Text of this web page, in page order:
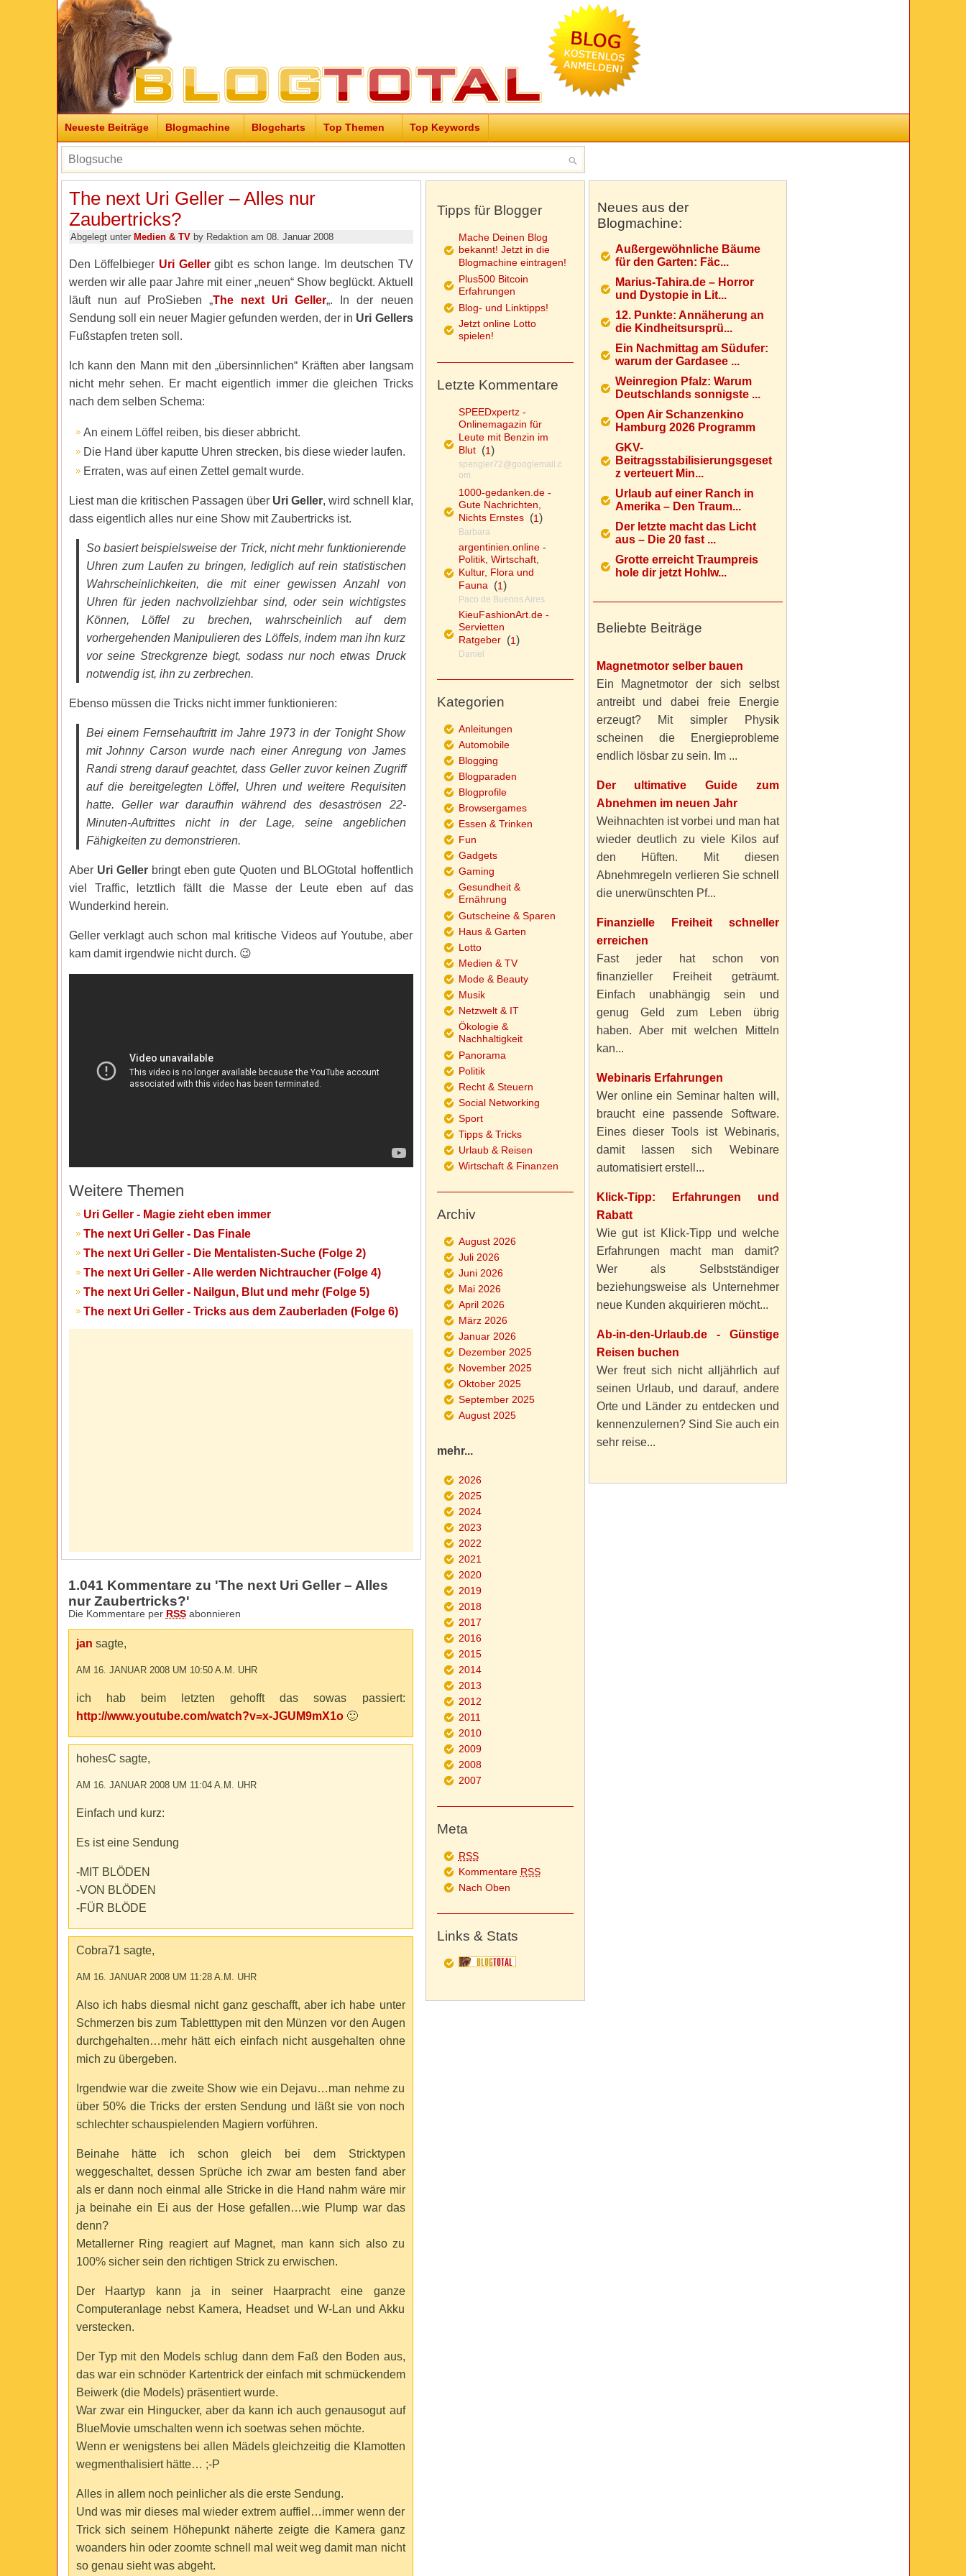
Neueste Beiträge Blogmachine Blogcharts Top Themen Top Keywords
The next Uri Geller – Alles nur
Zaubertricks?
Abgelegt unter Medien & TVby Redaktion am 08. Januar 2008
Den Löffelbieger Uri Gellergibt es schon lange. Im deutschen TV
werden wir alle paar Jahre mit einer „neuen“ Show beglückt. Aktuell
läuft nun auf ProSieben „The next Uri Geller„. In der neuen
Sendung soll ein neuer Magier gefunden werden, der in Uri Gellers
Fußstapfen treten soll.
Ich kann den Mann mit den „übersinnlichen“ Kräften aber langsam
nicht mehr sehen. Er macht eigentlich immer die gleichen Tricks
nach dem selben Schema:
An einem Löffel reiben, bis dieser abbricht.
Die Hand über kaputte Uhren strecken, bis diese wieder laufen.
Erraten, was auf einen Zettel gemalt wurde.
Liest man die kritischen Passagen über Uri Geller, wird schnell klar,
dass eigentlich alles nur eine Show mit Zaubertricks ist.
So basiert beispielsweise der Trick, nicht mehr funktionierende
Uhren zum Laufen zu bringen, lediglich auf rein statistischen
Wahrscheinlichkeiten, die mit einer gewissen Anzahl von
Uhren für jeden nachvollziehbar sind, oder sein wichtigstes
Können, Löffel zu brechen, wahrscheinlich auf dem
vorhergehenden Manipulieren des Löffels, indem man ihn kurz
vor seine Streckgrenze biegt, sodass nur noch etwas Druck
notwendig ist, ihn zu zerbrechen.
Ebenso müssen die Tricks nicht immer funktionieren:
Bei einem Fernsehauftritt im Jahre 1973 in der Tonight Show
mit Johnny Carson wurde nach einer Anregung von James
Randi streng darauf geachtet, dass Geller zuvor keinen Zugriff
auf die bereitgelegten Löffel, Uhren und weitere Requisiten
hatte. Geller war daraufhin während des desaströsen 22-
Minuten-Auftrittes nicht in der Lage, seine angeblichen
Fähigkeiten zu demonstrieren.
Aber Uri Gellerbringt eben gute Quoten und BLOGtotal hoffentlich
viel Traffic, letztlich fällt die Masse der Leute eben auf das
Wunderkind herein.
Geller verklagt auch schon mal kritische Videos auf Youtube, aber
kam damit irgendwie nicht durch. 😉
Weitere Themen
Uri Geller - Magie zieht eben immer
The next Uri Geller - Das Finale
The next Uri Geller - Die Mentalisten-Suche (Folge 2)
The next Uri Geller - Alle werden Nichtraucher (Folge 4)
The next Uri Geller - Nailgun, Blut und mehr (Folge 5)
The next Uri Geller - Tricks aus dem Zauberladen (Folge 6)
1.041 Kommentare zu 'The next Uri Geller – Alles
nur Zaubertricks?'
Die Kommentare per RSSabonnieren
jan sagte,
AM 16. JANUAR 2008 UM 10:50 A.M. UHR
ich hab beim letzten gehofft das sowas passiert:
http://www.youtube.com/watch?v=x-JGUM9mX1o🙂
hohesC sagte,
AM 16. JANUAR 2008 UM 11:04 A.M. UHR
Einfach und kurz:
Es ist eine Sendung
-MIT BLÖDEN
-VON BLÖDEN
-FÜR BLÖDE
Cobra71 sagte,
AM 16. JANUAR 2008 UM 11:28 A.M. UHR
Also ich habs diesmal nicht ganz geschafft, aber ich habe unter
Schmerzen bis zum Tabletttypen mit den Münzen vor den Augen
durchgehalten…mehr hätt eich einfach nicht ausgehalten ohne
mich zu übergeben.
Irgendwie war die zweite Show wie ein Dejavu…man nehme zu
über 50% die Tricks der ersten Sendung und läßt sie von noch
schlechter schauspielenden Magiern vorführen.
Beinahe hätte ich schon gleich bei dem Stricktypen
weggeschaltet, dessen Sprüche ich zwar am besten fand aber
als er dann noch einmal alle Stricke in die Hand nahm wäre mir
ja beinahe ein Ei aus der Hose gefallen…wie Plump war das
denn?
Metallerner Ring reagiert auf Magnet, man kann sich also zu
100% sicher sein den richtigen Strick zu erwischen.
Der Haartyp kann ja in seiner Haarpracht eine ganze
Computeranlage nebst Kamera, Headset und W-Lan und Akku
verstecken.
Der Typ mit den Models schlug dann dem Faß den Boden aus,
das war ein schnöder Kartentrick der einfach mit schmückendem
Beiwerk (die Models) präsentiert wurde.
War zwar ein Hingucker, aber da kann ich auch genausogut auf
BlueMovie umschalten wenn ich soetwas sehen möchte.
Wenn er wenigstens bei allen Mädels gleichzeitig die Klamotten
wegmenthalisiert hätte… ;-P
Alles in allem noch peinlicher als die erste Sendung.
Und was mir dieses mal wieder extrem auffiel…immer wenn der
Trick sich seinem Höhepunkt näherte zeigte die Kamera ganz
woanders hin oder zoomte schnell mal weit weg damit man nicht
so genau sieht was abgeht.
Neues aus der
Blogmachine:
Außergewöhnliche Bäume
für den Garten: Fäc...
Marius-Tahira.de – Horror
und Dystopie in Lit...
12. Punkte: Annäherung an
die Kindheitsursprü...
Ein Nachmittag am Südufer:
warum der Gardasee ...
Weinregion Pfalz: Warum
Deutschlands sonnigste ...
Open Air Schanzenkino
Hamburg 2026 Programm
GKV-
Beitragsstabilisierungsgeset
z verteuert Min...
Urlaub auf einer Ranch in
Amerika – Den Traum...
Der letzte macht das Licht
aus – Die 20 fast ...
Grotte erreicht Traumpreis
hole dir jetzt Hohlw...
Beliebte Beiträge
Magnetmotor selber bauen
Ein Magnetmotor der sich selbst
antreibt und dabei freie Energie
erzeugt? Mit simpler Physik
scheinen die Energieprobleme
endlich lösbar zu sein. Im ...
Der ultimative Guide zum
Abnehmen im neuen Jahr
Weihnachten ist vorbei und man hat
wieder deutlich zu viele Kilos auf
den Hüften. Mit diesen
Abnehmregeln verlieren Sie schnell
die unerwünschten Pf...
Finanzielle Freiheit schneller
erreichen
Fast jeder hat schon von
finanzieller Freiheit geträumt.
Einfach unabhängig sein und
genug Geld zum Leben übrig
haben. Aber mit welchen Mitteln
kan...
Webinaris Erfahrungen
Wer online ein Seminar halten will,
braucht eine passende Software.
Eines dieser Tools ist Webinaris,
damit lassen sich Webinare
automatisiert erstell...
Klick-Tipp: Erfahrungen und
Rabatt
Wie gut ist Klick-Tipp und welche
Erfahrungen macht man damit?
Wer als Selbstständiger
beziehungsweise als Unternehmer
neue Kunden akquirieren möcht...
Ab-in-den-Urlaub.de - Günstige
Reisen buchen
Wer freut sich nicht alljährlich auf
seinen Urlaub, und darauf, andere
Orte und Länder zu entdecken und
kennenzulernen? Sind Sie auch ein
sehr reise...
Tipps für Blogger
Mache Deinen Blog
bekannt! Jetzt in die
Blogmachine eintragen!
Plus500 Bitcoin
Erfahrungen
Blog- und Linktipps!
Jetzt online Lotto
spielen!
Letzte Kommentare
SPEEDxpertz -
Onlinemagazin für
Leute mit Benzin im
Blut(1)
spengler72@googlemail.c
om
1000-gedanken.de -
Gute Nachrichten,
Nichts Ernstes(1)
Barbara
argentinien.online -
Politik, Wirtschaft,
Kultur, Flora und
Fauna(1)
Paco de Buenos Aires
KieuFashionArt.de -
Servietten
Ratgeber(1)
Daniel
Kategorien
Anleitungen
Automobile
Blogging
Blogparaden
Blogprofile
Browsergames
Essen & Trinken
Fun
Gadgets
Gaming
Gesundheit &
Ernährung
Gutscheine & Sparen
Haus & Garten
Lotto
Medien & TV
Mode & Beauty
Musik
Netzwelt & IT
Ökologie &
Nachhaltigkeit
Panorama
Politik
Recht & Steuern
Social Networking
Sport
Tipps & Tricks
Urlaub & Reisen
Wirtschaft & Finanzen
Archiv
August 2026
Juli 2026
Juni 2026
Mai 2026
April 2026
März 2026
Januar 2026
Dezember 2025
November 2025
Oktober 2025
September 2025
August 2025
mehr...
2026
2025
2024
2023
2022
2021
2020
2019
2018
2017
2016
2015
2014
2013
2012
2011
2010
2009
2008
2007
Meta
RSS
Kommentare RSS
Nach Oben
Links & Stats